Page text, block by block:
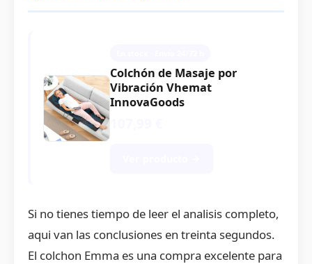
Colchón de Masaje por
Vibración Vhemat
InnovaGoods
Si no tienes tiempo de leer el analisis completo,
aqui van las conclusiones en treinta segundos.
El colchon Emma es una compra excelente para